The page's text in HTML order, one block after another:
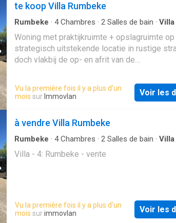
te koop Villa Rumbeke
Rumbeke · 4Chambres · 2 Salles de bain · Villa
Woning met praktijkruimte + opslagruimte op
strategisch uitstekende locatie in rustige
doch vlakbij de op- en afrit van de
praktijkruimte met afzonderlijke inkomhal/
woonkamer - 2 burelen - gastentoilet (met
ruime opslagruimte/showroom - wasplaats -
verharde en omheinde parking - garage -
aangelegde en omheinde tuin met bijhorende
tuinkamer met gemetste BBQ en bijhorende
granieten werkblad, dubbele spoelbak,
fornuis, dampkap, Amerikaanse koelkast en
Vu la première fois il y a plus d'un
mois sur Immovlan Voir les
à vendre Villa Rumbeke
Rumbeke · 4Chambres · 2 Salles de bain · Villa
Villa - 4: Rumbeke - vente
Vu la première fois il y a plus d'un
mois surimmovlan Voir les